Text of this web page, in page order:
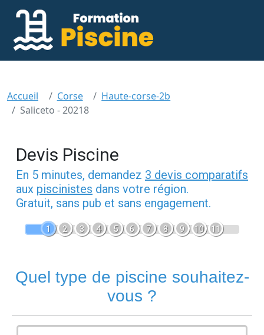
Accueil Corse
Haute-corse-2b
Saliceto - 20218
Devis Piscine
En 5 minutes, demandez 3 devis comparatifs
aux piscinistes dans votre région.
Gratuit, sans pub et sans engagement.
1 2 3 4 5 6 7 8 9 10 11
Quel type de piscine souhaitez-
vous ?